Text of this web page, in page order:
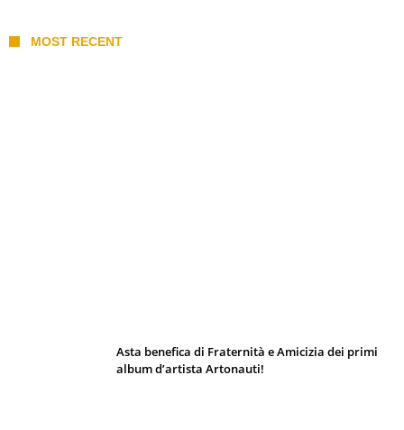
MOST RECENT
Asta benefica di Fraternità e Amicizia dei primi
album d’artista Artonauti!